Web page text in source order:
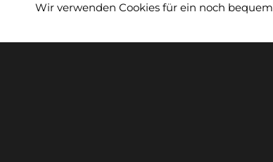
Wir verwenden Cookies für ein noch